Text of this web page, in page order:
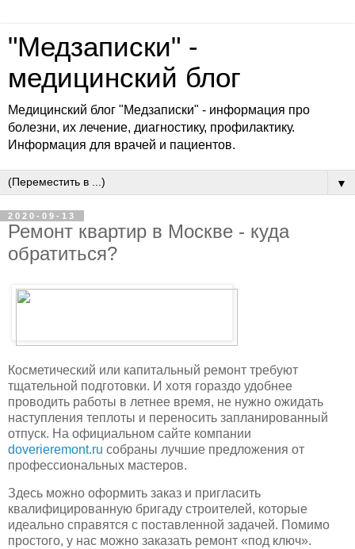
"Медзаписки" -
медицинский блог
Медицинский блог "Медзаписки" - информация про
болезни, их лечение, диагностику, профилактику.
Информация для врачей и пациентов.
▼
2020-09-13
Ремонт квартир в Москве - куда
обратиться?
Косметический или капитальный ремонт требуют
тщательной подготовки. И хотя гораздо удобнее
проводить работы в летнее время, не нужно ожидать
наступления теплоты и переносить запланированный
отпуск. На официальном сайте компании
doverieremont.ru собраны лучшие предложения от
профессиональных мастеров.
Здесь можно оформить заказ и пригласить
квалифицированную бригаду строителей, которые
идеально справятся с поставленной задачей. Помимо
простого, у нас можно заказать ремонт «под ключ».